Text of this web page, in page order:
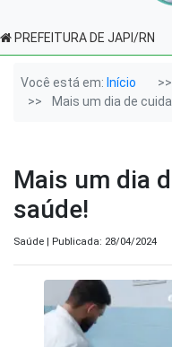
PREFEITURA DE JAPI/RN
Você está em: Início
Mais um dia de
Mais um dia
saúde!
Saúde | Publicada: 28/04/2024